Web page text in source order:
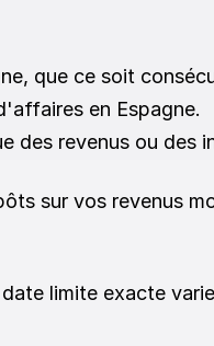
que ce soit
en Espagne.
des revenus ou des
sur vos revenus
limite exacte